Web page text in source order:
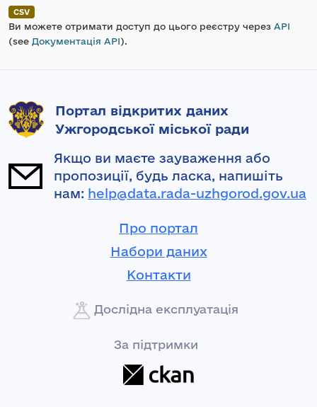
CSV
Ви можете отримати доступ до цього реєстру через API
(see Документація API).
Портал відкритих даних
Ужгородської міської ради
Якщо ви маєте зауваження або
пропозиції, будь ласка, напишіть
нам: help@data.rada-uzhgorod.gov.ua
Про портал
Набори даних
Контакти
Дослідна експлуатація
За підтримки